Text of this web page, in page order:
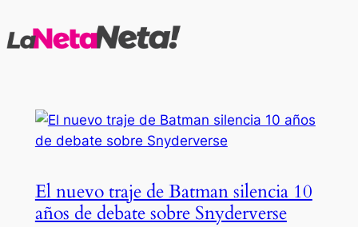
al
El nuevo traje de Batman silencia 10
años de debate sobre Snyderverse